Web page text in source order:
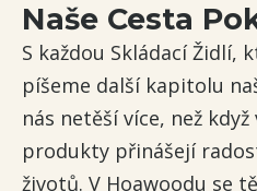
Naše Cesta
S každou Skládací Židlí,
píšeme další kapitolu
nás netěší více, než
produkty přinášejí
životů. V Hoawoodu se